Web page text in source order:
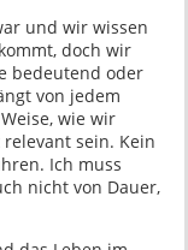
und wir wissen
doch wir
bedeutend oder
von jedem
wie wir
sein. Kein
Ich muss
nicht von Dauer,